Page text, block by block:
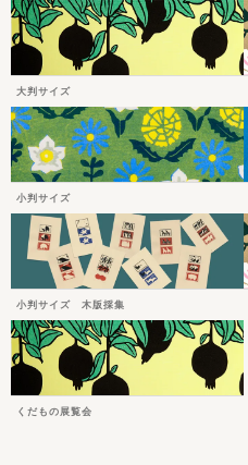
大判サイズ
小判サイズ
小判サイズ 木版採集
くだもの展覧会